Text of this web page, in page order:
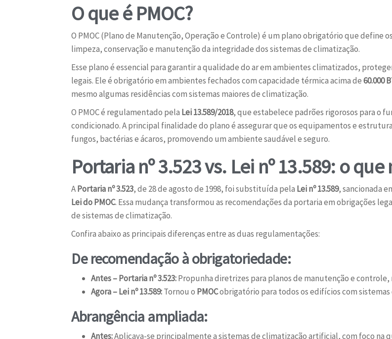
O que é PMOC?
O PMOC (Plano de Manutenção, Operação e Controle) é um plano obrigatório que define
limpeza, conservação e manutenção da integridade dos sistemas de climatização.
Esse plano é essencial para garantir a qualidade do ar em ambientes climatizados,
legais. Ele é obrigatório em ambientes fechados com capacidade térmica acima de60.000
mesmo algumas residências com sistemas maiores de climatização.
O PMOC é regulamentado pela Lei 13.589/2018, que estabelece padrões rigorosos para o
condicionado. A principal finalidade do plano é assegurar que os equipamentos e
fungos, bactérias e ácaros, promovendo um ambiente saudável e seguro.
Portaria nº 3.523 vs. Lei nº 13.589: o
APortaria nº 3.523, de 28 de agosto de 1998, foi substituída pela Lei nº 13.589, sancionada
Lei do PMOC. Essa mudança transformou as recomendações da portaria em obrigações
de sistemas de climatização.
Confira abaixo as principais diferenças entre as duas regulamentações:
De recomendação à obrigatoriedade:
Antes – Portaria nº 3.523:Propunha diretrizes para planos de manutenção e
Agora – Lei nº 13.589:Tornou o PMOCobrigatório para todos os edifícios com
Abrangência ampliada:
Antes:Aplicava-se principalmente a sistemas de climatização artificial, com foco na